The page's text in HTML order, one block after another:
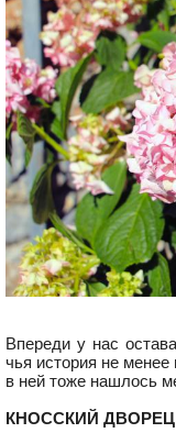
Впереди у нас
чья история не
в ней тоже нашлось
КНОССКИЙ ДВОРЕЦ